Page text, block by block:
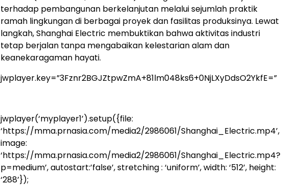
terhadap pembangunan berkelanjutan melalui sejumlah praktik
ramah lingkungan di berbagai proyek dan fasilitas produksinya. Lewat
langkah, Shanghai Electric membuktikan bahwa aktivitas industri
tetap berjalan tanpa mengabaikan kelestarian alam dan
keanekaragaman hayati.
jwplayer.key=”3Fznr2BGJZtpwZmA+81lm048ks6+0NjLXyDdsO2YkfE=”
jwplayer(‘myplayer1’).setup({file:
‘https://mma.prnasia.com/media2/2986061/Shanghai_Electric.mp4’,
image:
‘https://mma.prnasia.com/media2/2986061/Shanghai_Electric.mp4?
p=medium’, autostart:’false’, stretching : ‘uniform’, width: ‘512’, height:
‘288’});